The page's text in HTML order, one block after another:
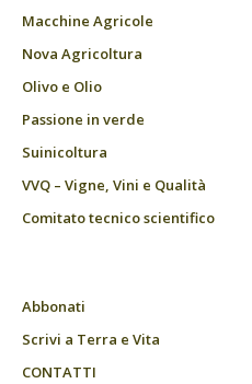
Macchine Agricole
Nova Agricoltura
Olivo e Olio
Passione in verde
Suinicoltura
VVQ – Vigne, Vini e Qualità
Comitato tecnico scientifico
Abbonati
Scrivi a Terra e Vita
CONTATTI